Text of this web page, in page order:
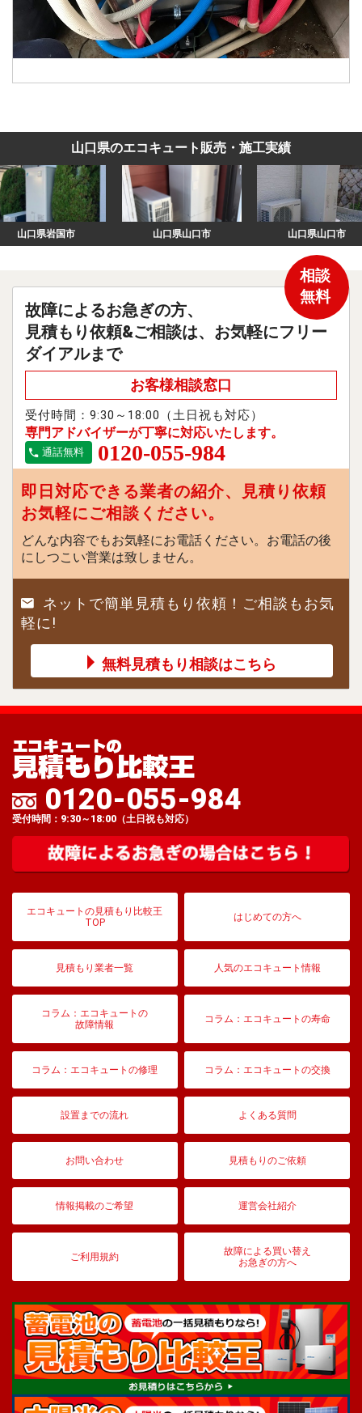
山口県のエコキュート販売・施工実績
山口県岩国市 山口県山口市 山口県山口市
故障によるお急ぎの方、
見積もり依頼&ご相談は、お気軽にフリー
ダイアルまで
お客様相談窓口
受付時間：9:30～18:00（土日祝も対応）
専門アドバイザーが丁寧に対応いたします。
通話無料 0120-055-984
即日対応できる業者の紹介、見積り依頼
お気軽にご相談ください。
どんな内容でもお気軽にお電話ください。お電話の後
にしつこい営業は致しません。
相談
無料
ネットで簡単見積もり依頼！ご相談もお気
軽に!
無料見積もり相談はこちら
0120-055-984
受付時間：9:30～18:00（土日祝も対応）
エコキュートの見積もり比較王
TOP
はじめての方へ
見積もり業者一覧 人気のエコキュート情報
コラム：エコキュートの
故障情報
コラム：エコキュートの寿命
コラム：エコキュートの修理 コラム：エコキュートの交換
設置までの流れ よくある質問
お問い合わせ 見積もりのご依頼
情報掲載のご希望 運営会社紹介
ご利用規約
故障による買い替え
お急ぎの方へ